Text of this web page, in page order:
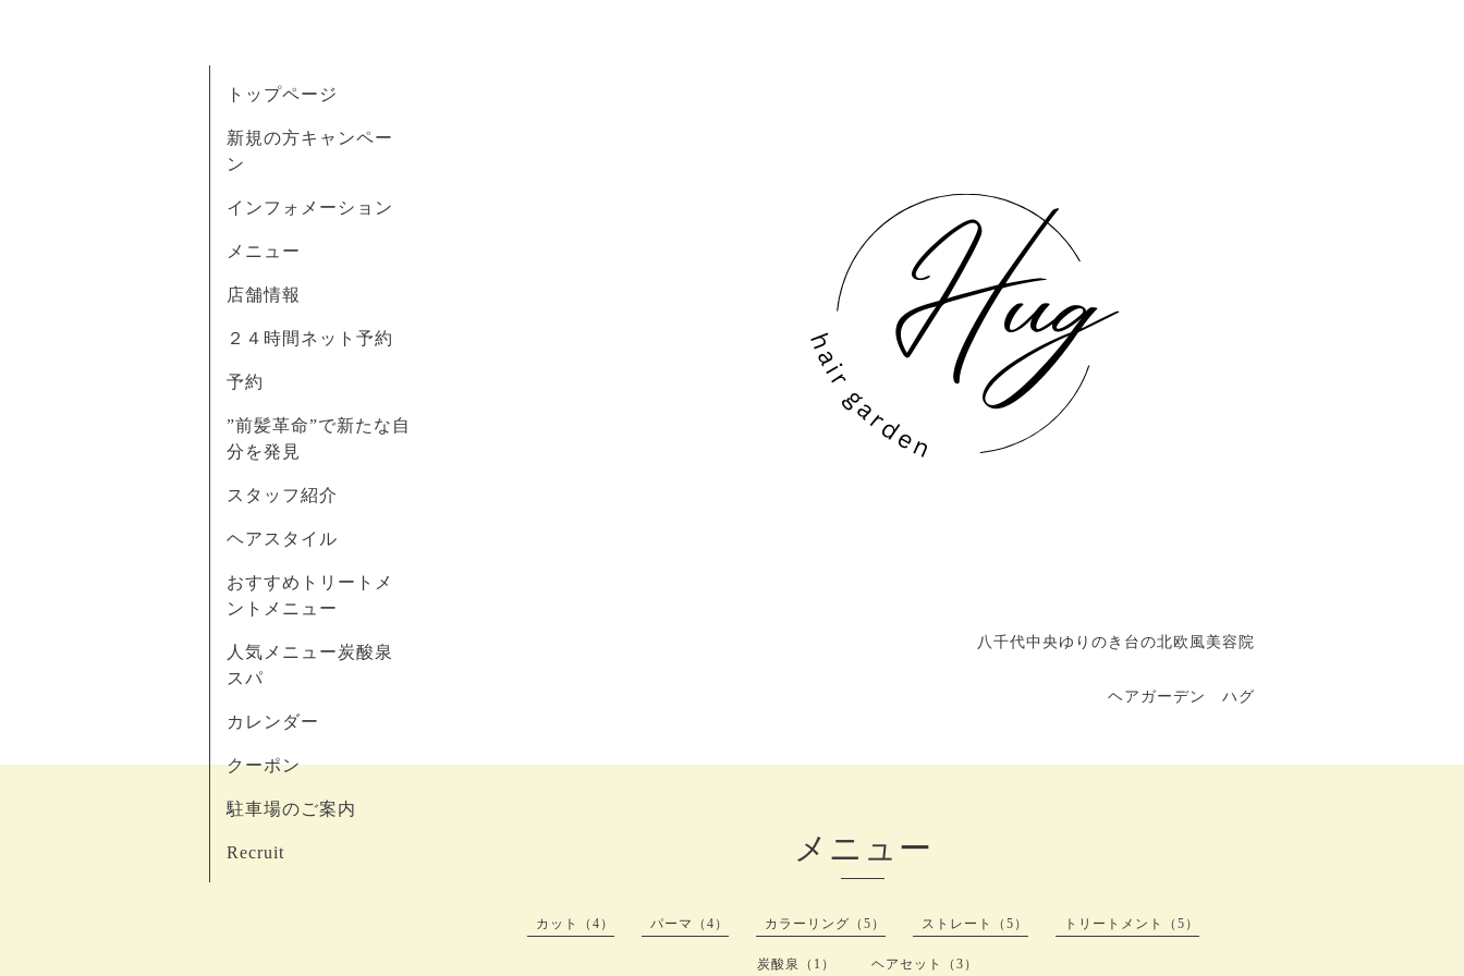
八千代中央ゆりのき台の北欧風美容院
ヘアガーデン ハグ
トップページ
新規の方キャンペー
ン
インフォメーション
メニュー
店舗情報
２４時間ネット予約
予約
”前髪革命”で新たな自
分を発見
スタッフ紹介
ヘアスタイル
おすすめトリートメ
ントメニュー
人気メニュー炭酸泉
スパ
カレンダー
クーポン
駐車場のご案内
Recruit メニュー
カット（4） パーマ（4） カラーリング（5） ストレート（5） トリートメント（5）
炭酸泉（1） ヘアセット（3）